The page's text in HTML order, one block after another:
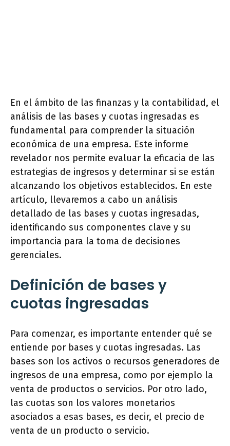
En el ámbito de las finanzas y la contabilidad, el
análisis de las bases y cuotas ingresadas es
fundamental para comprender la situación
económica de una empresa. Este informe
revelador nos permite evaluar la eficacia de las
estrategias de ingresos y determinar si se están
alcanzando los objetivos establecidos. En este
artículo, llevaremos a cabo un análisis
detallado de las bases y cuotas ingresadas,
identificando sus componentes clave y su
importancia para la toma de decisiones
gerenciales.
Definición de bases y
cuotas ingresadas
Para comenzar, es importante entender qué se
entiende por bases y cuotas ingresadas. Las
bases son los activos o recursos generadores de
ingresos de una empresa, como por ejemplo la
venta de productos o servicios. Por otro lado,
las cuotas son los valores monetarios
asociados a esas bases, es decir, el precio de
venta de un producto o servicio.